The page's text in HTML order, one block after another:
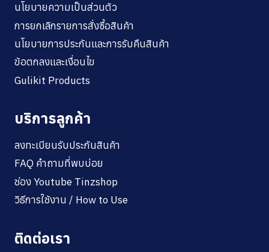
นโยบายความเป็นส่วนตัว
การยกเลิกรายการสั่งซื้อสินค้า
นโยบายการประกันและการรับคืนสินค้า
ข้อตกลงและเงื่อนไข
Gulikit Products
บริการลูกค้า
ลงทะเบียนรับประกันสินค้า
FAQ คำถามที่พบบ่อย
ช่อง Youtube Tinzshop
วิธีการใช้งาน / How to Use
ติดต่อเรา